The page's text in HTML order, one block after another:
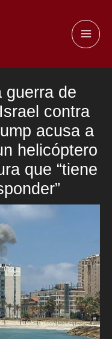
guerra de
contra
acusa a
helicóptero
que “tiene